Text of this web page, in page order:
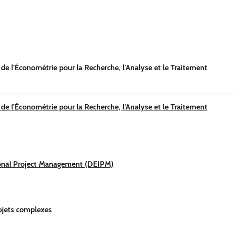
l'Économétrie pour la Recherche, l'Analyse et le Traitement
l'Économétrie pour la Recherche, l'Analyse et le Traitement
Project Management (DEIPM)
complexes